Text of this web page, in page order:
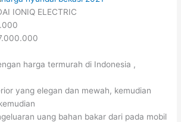
IONIQ ELECTRIC
harga termurah di Indonesia ,
yang elegan dan mewah, kemudian
uang bahan bakar dari pada mobil